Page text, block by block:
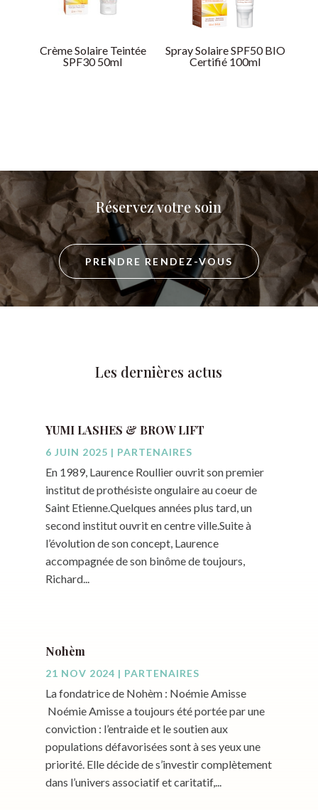
Crème Solaire Teintée
SPF30 50ml
Spray Solaire SPF50 BIO
Certifié 100ml
Réservez votre soin
PRENDRE RENDEZ-VOUS
Les dernières actus
YUMI LASHES & BROW LIFT
6 JUIN 2025 | PARTENAIRES
En 1989, Laurence Roullier ouvrit son premier
institut de prothésiste ongulaire au coeur de
Saint Etienne.Quelques années plus tard, un
second institut ouvrit en centre ville.Suite à
l’évolution de son concept, Laurence
accompagnée de son binôme de toujours,
Richard...
Nohèm
21 NOV 2024 | PARTENAIRES
La fondatrice de Nohèm : Noémie Amisse
Noémie Amisse a toujours été portée par une
conviction : l’entraide et le soutien aux
populations défavorisées sont à ses yeux une
priorité. Elle décide de s’investir complètement
dans l’univers associatif et caritatif,...